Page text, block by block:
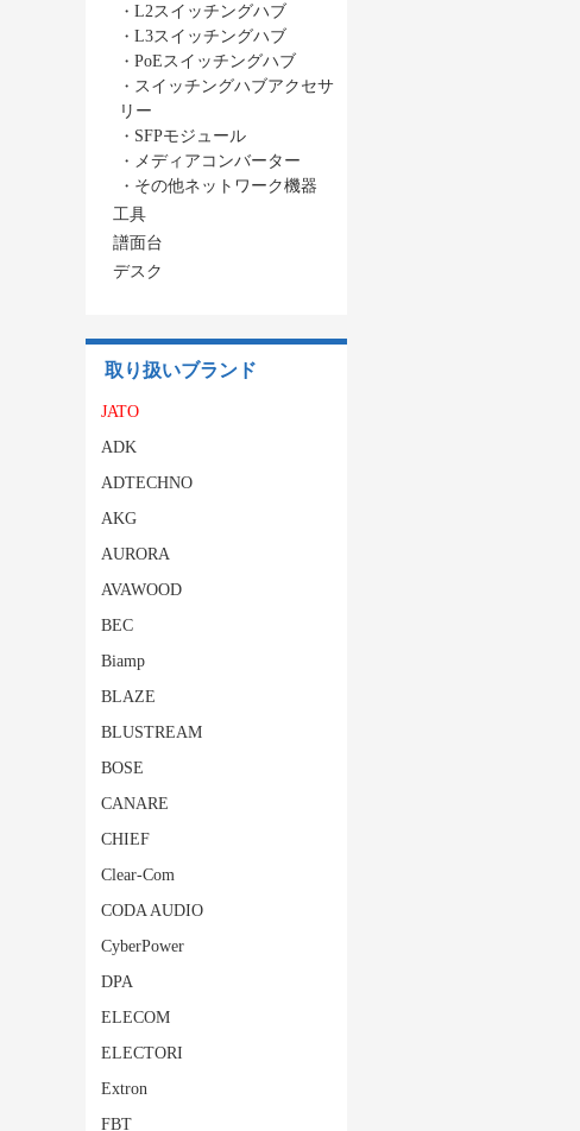
・ L2スイッチングハブ
・ L3スイッチングハブ
・ PoEスイッチングハブ
・ スイッチングハブアクセサ
リー
・ SFPモジュール
・ メディアコンバーター
・ その他ネットワーク機器
工具
譜面台
デスク
取り扱いブランド
JATO
ADK
ADTECHNO
AKG
AURORA
AVAWOOD
BEC
Biamp
BLAZE
BLUSTREAM
BOSE
CANARE
CHIEF
Clear-Com
CODA AUDIO
CyberPower
DPA
ELECOM
ELECTORI
Extron
FBT